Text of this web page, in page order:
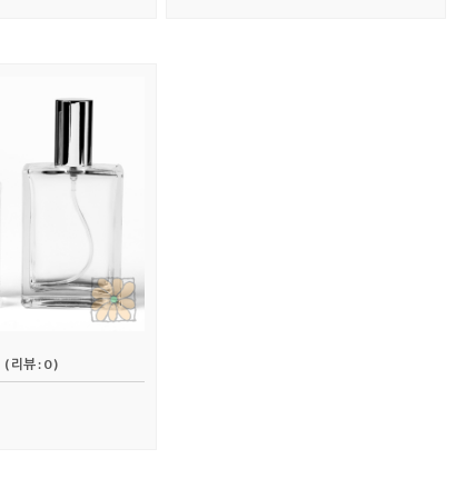
( 리뷰 : 0 )